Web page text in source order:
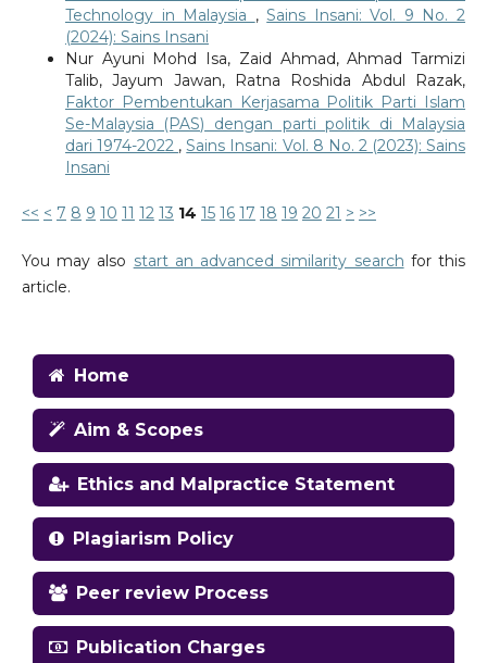
Technology in Malaysia ,Sains Insani: Vol. 9 No. 2
(2024): Sains Insani
Nur Ayuni Mohd Isa, Zaid Ahmad, Ahmad Tarmizi
Talib, Jayum Jawan, Ratna Roshida Abdul Razak,
Faktor Pembentukan Kerjasama Politik Parti Islam
Se-Malaysia (PAS) dengan parti politik di Malaysia
dari 1974-2022 ,Sains Insani: Vol. 8 No. 2 (2023): Sains
Insani
<< < 7 8 9 10 11 12 13 14 15 16 17 18 19 20 21 > >>
You may also start an advanced similarity search for this
article.
Home
Aim & Scopes
Ethics and Malpractice Statement
Plagiarism Policy
Peer review Process
Publication Charges